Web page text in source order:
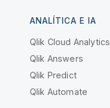
ANALÍTICA E IA
Qlik Cloud Analytics
Qlik Answers
Qlik Predict
Qlik Automate